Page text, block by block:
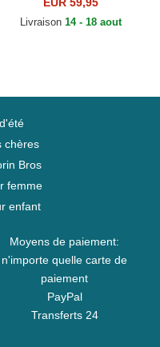
Livraison 14 - 18 aout
chères
Bros
femme
enfant
Moyens de paiement:
n'importe quelle carte de
paiement
PayPal
Transferts 24